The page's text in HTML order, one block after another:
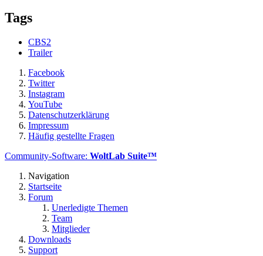
Tags
CBS2
Trailer
Facebook
Twitter
Instagram
YouTube
Datenschutzerklärung
Impressum
Häufig gestellte Fragen
Community-Software: WoltLab Suite™
Navigation
Startseite
Forum
Unerledigte Themen
Team
Mitglieder
Downloads
Support